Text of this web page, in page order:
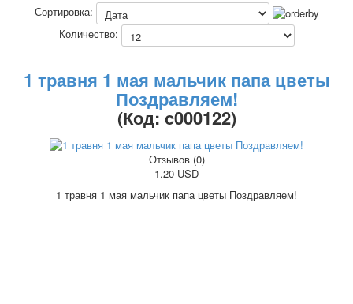
23 февраля
1 сентября школа
Сортировка:
Количество:
1 травня 1 мая мальчик папа цветы
Поздравляем!
(Код:c000122)
Отзывов (0)
1.20 USD
1 травня 1 мая мальчик папа цветы Поздравляем!